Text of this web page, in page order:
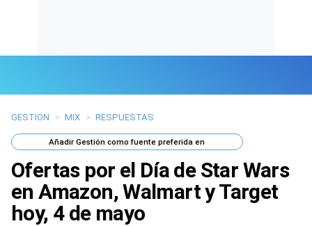
Últimas Noticias
Mi Bolsillo
Respuestas
Gente
GESTION > MIX > RESPUESTAS
AñadirGestión como fuente preferida en
Ofertas por el Día de Star Wars
en Amazon, Walmart y Target
hoy, 4 de mayo